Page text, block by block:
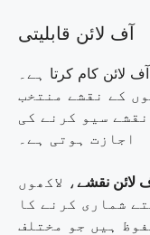
آف لائن قابلیتی
لائن کام کرتا ہے۔
ملکوں کے نقشے منتخب
سیو کرنے کی
اجازت ہوتی ہے۔
لائن نقشے، لاکھوں
شماری کرنے کا
ہیں جو مختلف